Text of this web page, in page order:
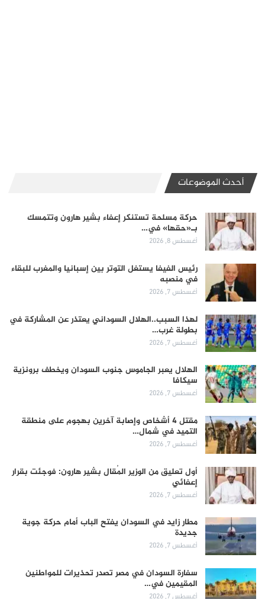
أحدث الموضوعات
حركة مسلحة تستنكر إعفاء بشير هارون وتتمسك
بـ«حقها» في…
أغسطس 8, 2026
رئيس الفيفا يستغل التوتر بين إسبانيا والمغرب للبقاء
في منصبه
أغسطس 7, 2026
لهذا السبب..الهلال السوداني يعتذر عن المشاركة في
بطولة غرب…
أغسطس 7, 2026
الهلال يعبر الجاموس جنوب السودان ويخطف برونزية
سيكافا
أغسطس 7, 2026
مقتل 4 أشخاص وإصابة آخرين بهجوم على منطقة
التميد في شمال…
أغسطس 7, 2026
أول تعليق من الوزير المُقال بشير هارون: فوجئت بقرار
إعفائي
أغسطس 7, 2026
مطار زايد في السودان يفتح الباب أمام حركة جوية
جديدة
أغسطس 7, 2026
سفارة السودان في مصر تصدر تحذيرات للمواطنين
المقيمين في…
أغسطس 7, 2026